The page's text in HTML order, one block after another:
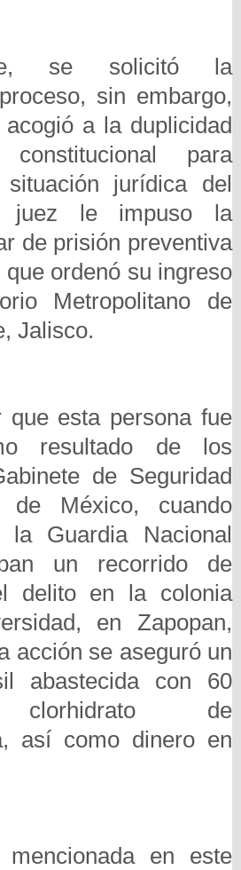
se solicitó la
sin embargo,
a la duplicidad
para
jurídica del
juez le impuso la
de prisión preventiva
ordenó su ingreso
Metropolitano de
Jalisco.
que esta persona fue
resultado de los
de Seguridad
de México, cuando
la Guardia Nacional
un recorrido de
delito en la colonia
en Zapopan,
acción se aseguró un
abastecida con 60
clorhidrato de
así como dinero en
en este